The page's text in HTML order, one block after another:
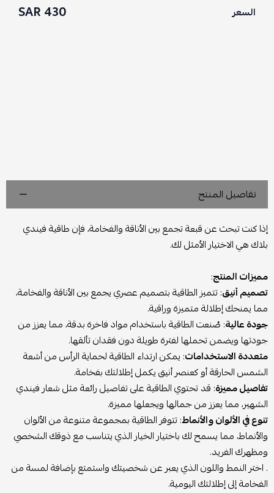
السعر 430 SAR
تفاصيل المنتج
إذا كنت تبحث عن قبعة تجمع بين الأناقة والفخامة، فإن طاقية فيندي
بلاك هي الاختيار الأمثل لك.
مميزات المنتج:
تصميم أنيق: تتميز الطاقية بتصميم عصري يجمع بين الأناقة والفخامة،
مما يمنحك إطلالة متميزة وراقية.
جودة عالية: صُنعت الطاقية باستخدام مواد فاخرة بدقة، مما يعزز من
جودتها ويضمن تحملها لفترة طويلة دون فقدان تألقها.
متعددة الاستخدامات: يمكن ارتداء الطاقية لحماية الرأس من أشعة
الشمس الحارقة أو كعنصر أنيق يكمل إطلالتك بفخامة.
تفاصيل مميزة: قد تحتوي الطاقية على تفاصيل رائعة مثل شعار فيندي
الشهير، مما يعزز من جمالها ويجعلها مميزة.
تنوع في الألوان والأنماط: تتوفر الطاقية بمجموعة متنوعة من الألوان
والأنماط، مما يسمح لك باختيار الخيار الذي يتناسب مع ذوقك الشخصي
ومظهرك الفريد.
. اختر النمط واللون الذي يعبر عن شخصيتك واستمتع بإضافة لمسة من
الفخامة إلى إطلالتك اليومية.